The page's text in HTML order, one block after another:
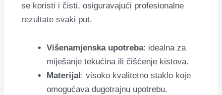
se koristi i čisti, osiguravajući profesionalne
rezultate svaki put.
Višenamjenska upotreba: idealna za
miješanje tekućina ili čišćenje kistova.
Materijal : visoko kvalitetno staklo koje
omogućava dugotrajnu upotrebu.